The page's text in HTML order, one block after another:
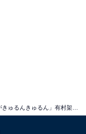
「目がきゅるんきゅるん」有村架純、潤んだ瞳＆透明感あふれる肌に反響！ 「レベチ」「目が離せません」